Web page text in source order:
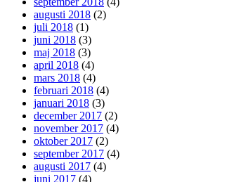
augusti 2018 (2)
juli 2018 (1)
juni 2018 (3)
maj 2018 (3)
april 2018 (4)
mars 2018 (4)
februari 2018 (4)
januari 2018 (3)
december 2017 (2)
november 2017 (4)
oktober 2017 (2)
september 2017 (4)
augusti 2017 (4)
juni 2017 (4)